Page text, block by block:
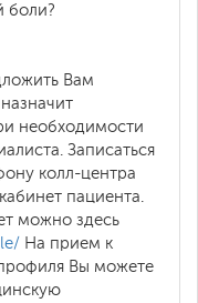
боли?
Вам
необходимости
Записаться
колл-центра
пациента.
можно здесь
На прием к
Вы можете